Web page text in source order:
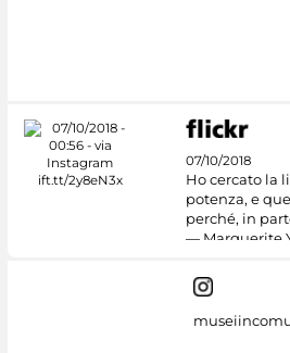
07/10/2018
Ho cercato la
potenza, e
perché, in
— Marguerite